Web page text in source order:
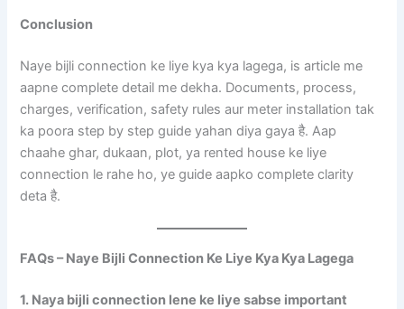
Conclusion
Naye bijli connection ke liye kya kya lagega, is article me
aapne complete detail me dekha. Documents, process,
charges, verification, safety rules aur meter installation tak
ka poora step by step guide yahan diya gaya है. Aap
chaahe ghar, dukaan, plot, ya rented house ke liye
connection le rahe ho, ye guide aapko complete clarity
deta है.
FAQs – Naye Bijli Connection Ke Liye Kya Kya Lagega
1. Naya bijli connection lene ke liye sabse important